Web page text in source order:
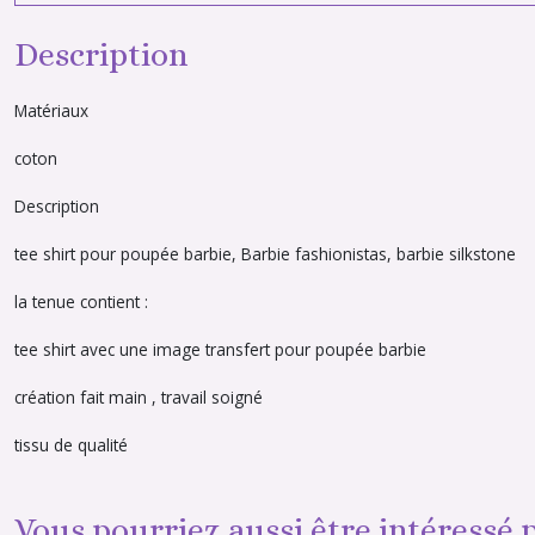
Description
Matériaux
coton
Description
tee shirt pour poupée barbie, Barbie fashionistas, barbie silkstone
la tenue contient :
tee shirt avec une image transfert pour poupée barbie
création fait main , travail soigné
tissu de qualité